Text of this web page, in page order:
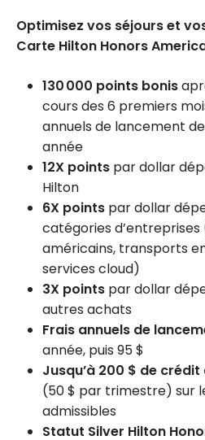
Optimisez vos séjours et
Carte Hilton Honors
130 000 points bonis
cours des 6 premiers
annuels de lancement
année
12X points par dollar
Hilton
6X points par dollar
catégories
américains, transports
services cloud)
3X points par dollar
autres achats
Frais annuels de
année, puis 95 $
Jusqu’à 200 $ de
(50 $ par trimestre) sur
admissibles
Statut Silver Hilton